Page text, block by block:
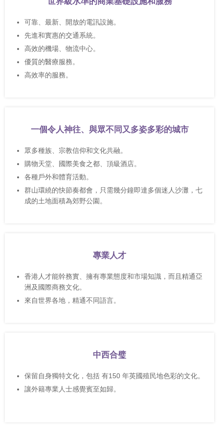
可靠、最新、開放的電訊設施。
先進和實惠的交通系統。
高效的機場、物流中心。
優質的醫療服務。
高效率的服務。
一個令人神往、與眾不同又多姿多彩的城市
眾多種族、宗教信仰和文化共融。
購物天堂、國際美食之都、頂級酒店。
各種戶外和體育活動。
群山環繞的快節奏都會，只需幾分鐘即達多個迷人沙灘，七
成的土地面積為郊野公園。
專業人才
香港人才能幹務實、擁有專業態度和市場知識，而且精通亞
洲及國際商務文化。
來自世界各地，精通不同語言。
中西合璧
保留自身獨特文化，包括 有150 年英國殖民地色彩的文化。
讓外籍專業人士感覺賓至如歸。